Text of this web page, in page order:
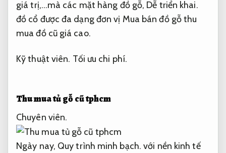
giá trị,…mà các mặt hàng đồ gỗ, Dễ triển khai.
đồ cổ được đa dạng đơn vị Mua bán đồ gỗ thu
mua đồ cũ giá cao.
Kỹ thuật viên. Tối ưu chi phí.
Thu mua tủ gỗ cũ tphcm
Chuyên viên.
Ngày nay, Quy trình minh bạch. với nền kinh tế